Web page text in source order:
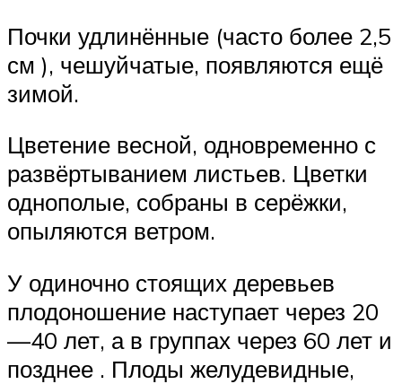
Почки удлинённые (часто более 2,5
см ), чешуйчатые, появляются ещё
зимой.
Цветение весной, одновременно с
развёртыванием листьев. Цветки
однополые, собраны в серёжки,
опыляются ветром.
У одиночно стоящих деревьев
плодоношение наступает через 20
—40 лет, а в группах через 60 лет и
позднее . Плоды желудевидные,